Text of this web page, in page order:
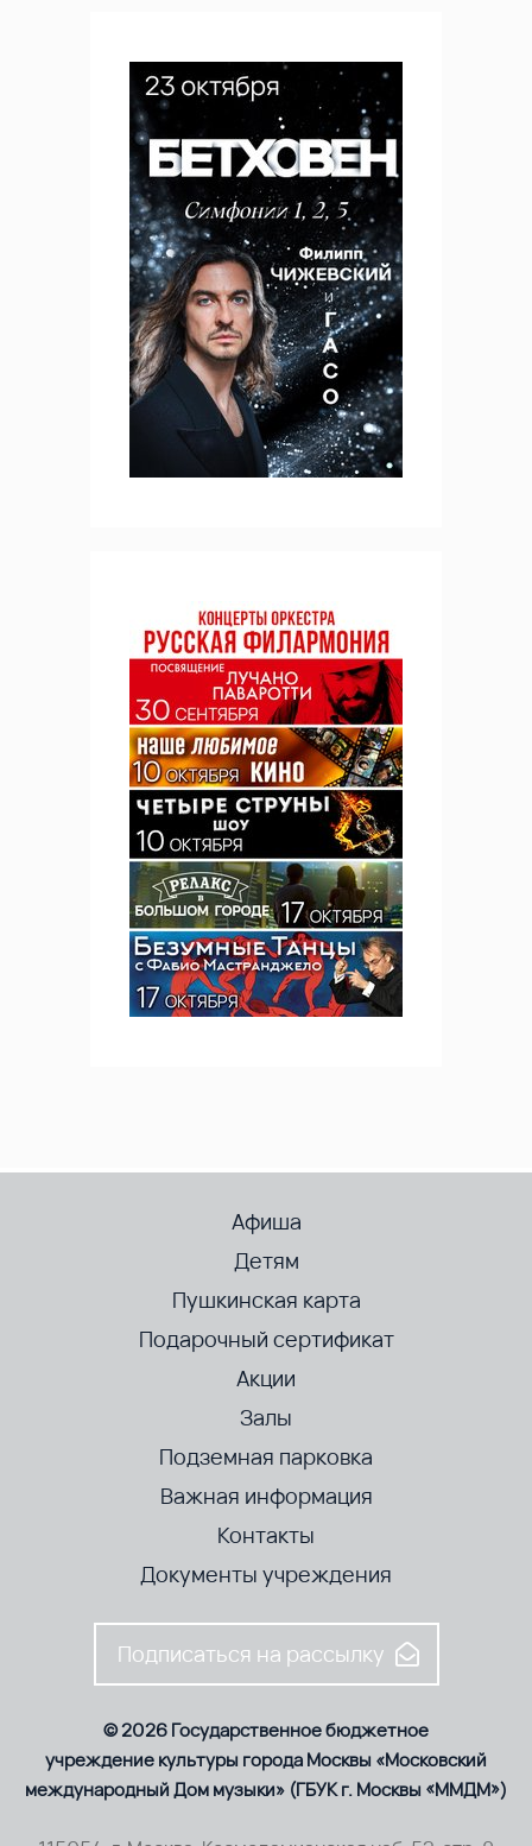
Афиша
Детям
Пушкинская карта
Подарочный сертификат
Акции
Залы
Подземная парковка
Важная информация
Контакты
Документы учреждения
Подписаться на рассылку
© 2026 Государственное бюджетное
учреждение культуры города Москвы «Московский
международный Дом музыки» (ГБУК г. Москвы «ММДМ»)